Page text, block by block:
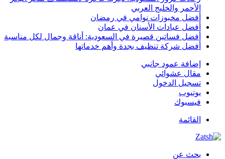
الأحمر والخليج العربي
أفضل مخبوزات نوامي في رمضان
أفضل عيادات الأسنان في عمان
أفضل فساتين قصيرة في السعودية: أناقة وجمال لكل مناسبة
أفضل شركة تنظيف بجدة وأهم خدماتها
إضافة عمود جانبي
مقال عشوائي
تسجيل الدخول
يوتيوب
فيسبوك
القائمة
بحث عن